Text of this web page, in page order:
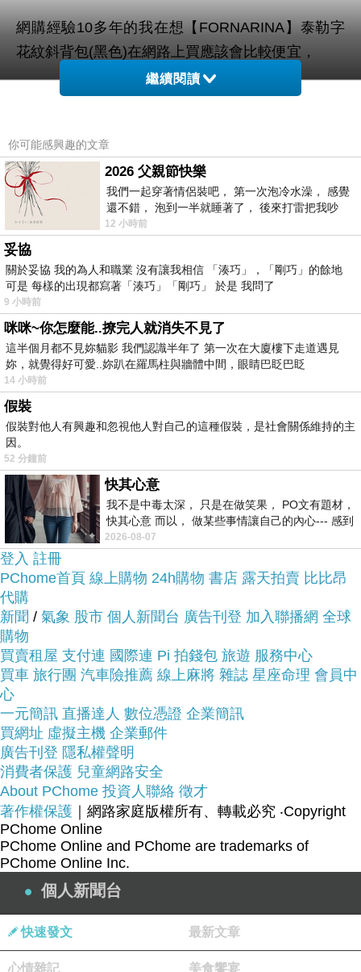
網購經驗10多年的我在想【FORNARINA】泰勒字
花紋斜背包(黑色)在網路上買應該會比較便宜，
而且24小時都能買，上網慢慢挑選，不用等店家開
網路上購買~~
於是我參考了其他網友【FORNARINA】泰勒字花
紋斜背包(黑色)的推薦開箱文及心得分享!
上網找了很多【FORNARINA】泰勒字花紋斜背包
(黑色)評論跟比價的結果，還有哪裡買最便宜划算，
發現它真的很不錯!!
而且在網路上購買，品質有保障又有七天鑑
賞期，不滿意可以退貨也不用擔心買
貴!
服務這麼優，當然在網路購物最好啦~~你一定要來
看看【FORNARINA】泰勒字花紋斜背包(黑色)~~
商品網址:
★12SS 新品
★卯釘搭配泰勒字花紋
★簡約大方
繼續閱讀
你可能感興趣的文章
2026 父親節快樂
我們一起穿著情侶裝吧， 第一次泡冷水澡， 感覺
還不錯， 泡到一半就睡著了， 後來打雷把我吵
醒， 手
12 小時前
妥協
關於妥協 我的為人和職業 沒有讓我相信 「湊巧」，「剛巧」的餘地
可是 每樣的出現都寫著「湊巧」「剛巧」 於是 我問了
9 小時前
咪咪~你怎麼能..撩完人就消失不見了
這半個月都不見妳貓影 我們認識半年了 第一次在大廈樓下走道遇見
妳，就覺得好可愛..妳趴在羅馬柱與牆體中間，眼睛巴眨巴眨
14 小時前
假裝
假裝對他人有興趣和忽視他人對自己的這種假裝，是社會關係維持的主
因。
52 分鐘前
快其心意
我不是中毒太深， 只是在做笑果， PO文有題材，
快其心意 而以， 做某些事情讓自己的內心--- 感到
愉快。
2026-08-07
登入 註冊
PChome首頁 線上購物 24h購物 書店 露天拍賣 比比昂
代購
新聞 / 氣象 股市 個人新聞台 廣告刊登 加入聯播網 全球
購物
買賣租屋 支付連 國際連 Pi 拍錢包 旅遊 服務中心
買車 旅行團 汽車險推薦 線上麻將 雜誌 星座命理 會員中
心
一元簡訊 直播達人 數位憑證 企業簡訊
買網址 虛擬主機 企業郵件
廣告刊登 隱私權聲明
消費者保護 兒童網路安全
About PChome 投資人聯絡 徵才
著作權保護 ｜網路家庭版權所有、轉載必究 ‧Copyright
PChome Online
PChome Online and PChome are trademarks of
PChome Online Inc.
個人新聞台
快速發文 最新文章
心情雜記 美食饗宴